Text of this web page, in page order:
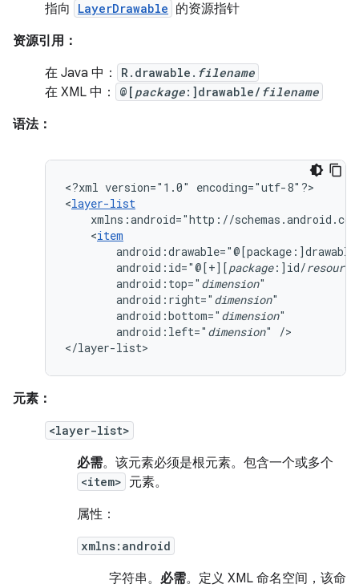
指向 LayerDrawable 的资源指针
资源引用：
在 Java 中：
R.drawable. filename
在 XML 中： @[ package:]drawable/ filename
语法：
<?xml version="1.0"
encoding="utf-8"?>
<layer-list
xmlns:android="http://
<item
android:id="@[+][package:]id/
android:top=" dimension
android:right=" dimension
android:bottom=" dimension
android:left=" dimension"
/>
</layer-list>
元素：
<layer-list>
必需。该元素必须是根元素。包含一个或多个
<item> 元素。
属性：
xmlns:android
字符串。 必需。定义 XML 命名空间，该命